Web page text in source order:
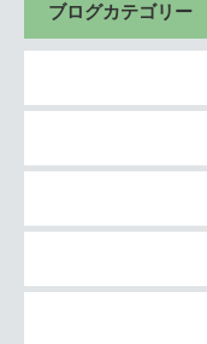
ブログカテゴリー